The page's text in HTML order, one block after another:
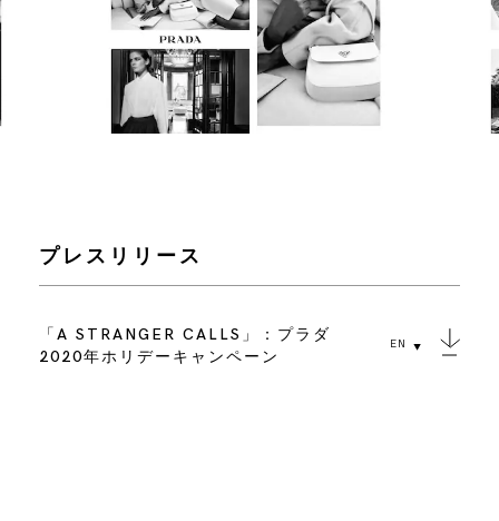
プレスリリース
「A STRANGER CALLS」：プラダ
2020年ホリデーキャンペーン
EN